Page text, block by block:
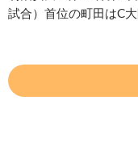
試合）首位の町田はC